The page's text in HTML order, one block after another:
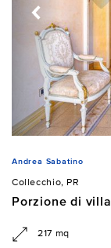
Andrea Sabatino
Collecchio, PR
Porzione di villa
217 mq